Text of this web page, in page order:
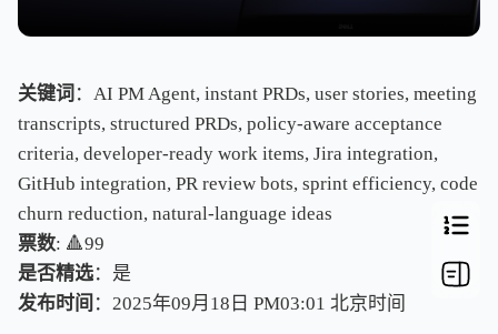
关键词 ：AI PM Agent, instant PRDs, user stories, meeting
transcripts, structured PRDs, policy-aware acceptance
criteria, developer-ready work items, Jira integration,
GitHub integration, PR review bots, sprint efficiency, code
churn reduction, natural-language ideas
票数: 🔺99
是否精选：是
发布时间 ：2025年09月18日 PM03:01 北京时间
北京时间